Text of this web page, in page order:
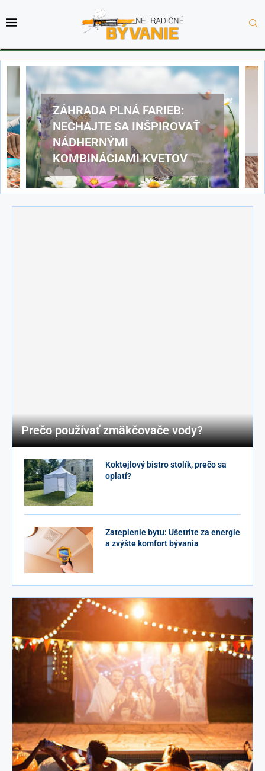
ZÁHRADA PLNÁ FARIEB:
NECHAJTE SA INŠPIROVAŤ
NÁDHERNÝMI
KOMBINÁCIAMI KVETOV
Prečo používať zmäkčovače vody?
Koktejlový bistro stolík, prečo sa
oplatí?
Zateplenie bytu: Ušetrite za energie
a zvýšte komfort bývania